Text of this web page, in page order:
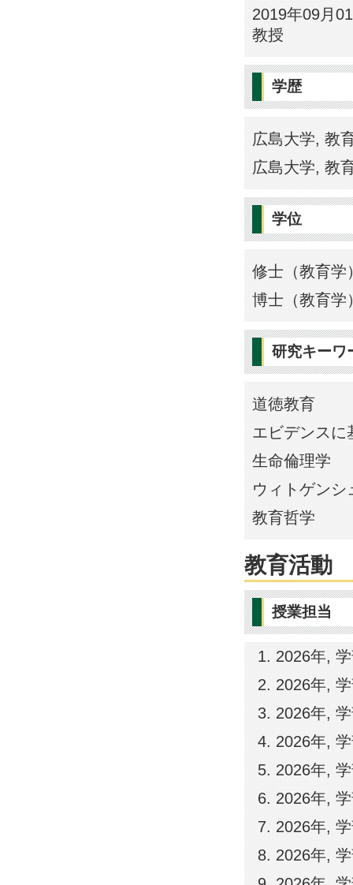
2019年09月
教授
学歴
広島大学, 教
広島大学, 教
学位
修士（教育
博士（教育
研究キーワ
道徳教育
エビデンスに
生命倫理学
ウィトゲンシ
教育哲学
教育活動
授業担当
2026年,
2026年,
2026年,
2026年,
2026年,
2026年,
2026年,
2026年,